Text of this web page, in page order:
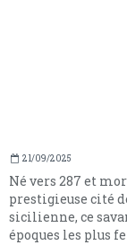
21/09/2025
Né vers 287 et
prestigieuse cité
sicilienne, ce
époques les plus